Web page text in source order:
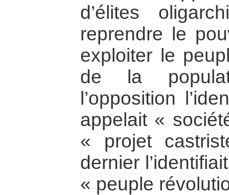
d’élites
reprendre le
exploiter le
de la
l’opposition
appelait «
« projet
dernier
« peuple